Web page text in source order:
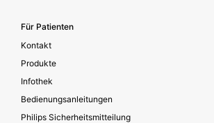
Für Patienten
Kontakt
Produkte
Infothek
Bedienungsanleitungen
Philips Sicherheitsmitteilung